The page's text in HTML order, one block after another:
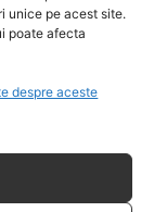
unice pe acest site.
poate afecta
despre aceste
la
„Ideea